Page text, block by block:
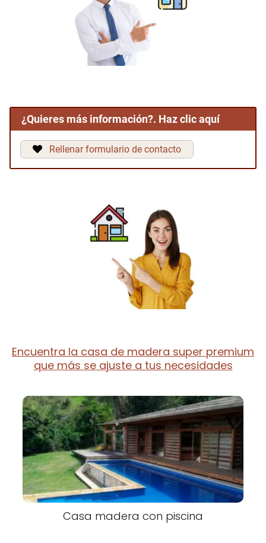
¿Quieres más información?. Haz clic aquí
Rellenar formulario de contacto
Encuentra la casa de madera super premium
que más se ajuste a tus necesidades
Casa madera con piscina